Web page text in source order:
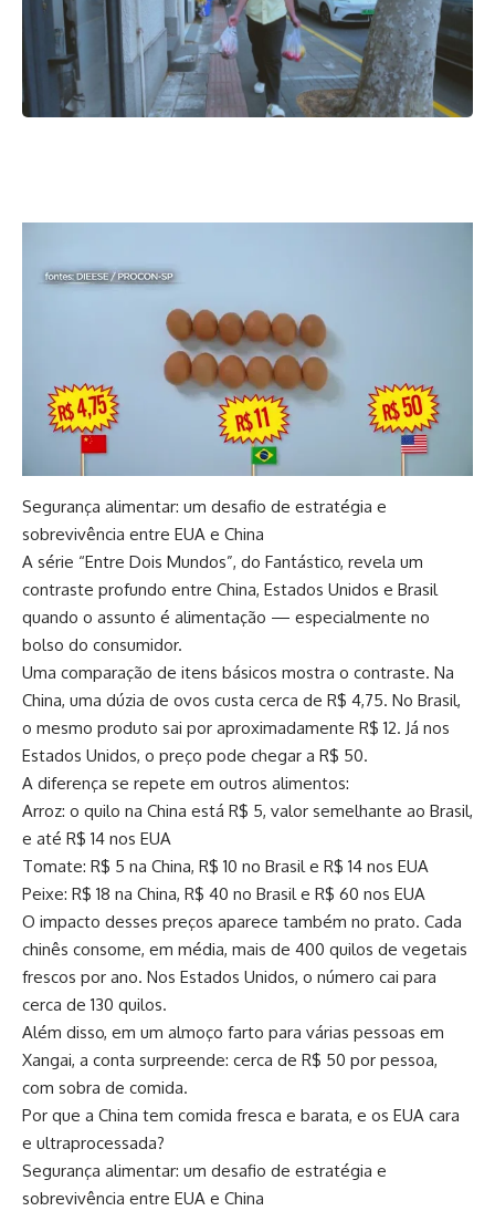
Segurança alimentar: um desafio de estratégia e
sobrevivência entre EUA e China
A série “Entre Dois Mundos”, do Fantástico, revela um
contraste profundo entre China, Estados Unidos e Brasil
quando o assunto é alimentação — especialmente no
bolso do consumidor.
Uma comparação de itens básicos mostra o contraste. Na
China, uma dúzia de ovos custa cerca de R$ 4,75. No Brasil,
o mesmo produto sai por aproximadamente R$ 12. Já nos
Estados Unidos, o preço pode chegar a R$ 50.
A diferença se repete em outros alimentos:
Arroz: o quilo na China está R$ 5, valor semelhante ao Brasil,
e até R$ 14 nos EUA
Tomate: R$ 5 na China, R$ 10 no Brasil e R$ 14 nos EUA
Peixe: R$ 18 na China, R$ 40 no Brasil e R$ 60 nos EUA
O impacto desses preços aparece também no prato. Cada
chinês consome, em média, mais de 400 quilos de vegetais
frescos por ano. Nos Estados Unidos, o número cai para
cerca de 130 quilos.
Além disso, em um almoço farto para várias pessoas em
Xangai, a conta surpreende: cerca de R$ 50 por pessoa,
com sobra de comida.
Por que a China tem comida fresca e barata, e os EUA cara
e ultraprocessada?
Segurança alimentar: um desafio de estratégia e
sobrevivência entre EUA e China